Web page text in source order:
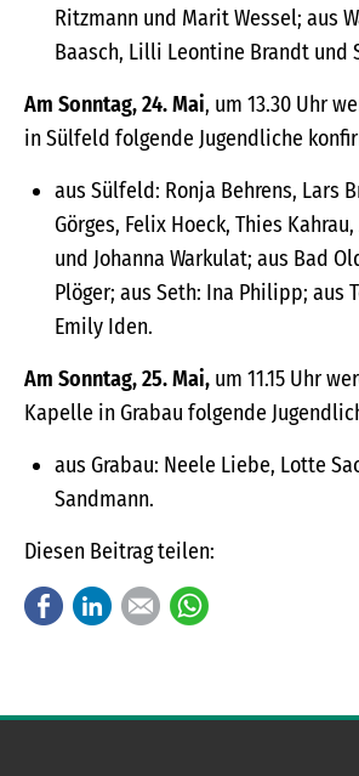
Ritzmann und Marit Wessel; aus
Baasch, Lilli Leontine Brandt und
Am Sonntag, 24. Mai, um 13.30 Uhr
in Sülfeld folgende Jugendliche
aus Sülfeld: Ronja Behrens, Lars
Görges, Felix Hoeck, Thies
und Johanna Warkulat; aus Bad
Plöger; aus Seth: Ina Philipp; aus
Emily Iden.
Am Sonntag, 25. Mai, um 11.15 Uhr
Kapelle in Grabau folgende
aus Grabau: Neele Liebe, Lotte
Sandmann.
Diesen Beitrag teilen:
FacebookLinkedInE-mail